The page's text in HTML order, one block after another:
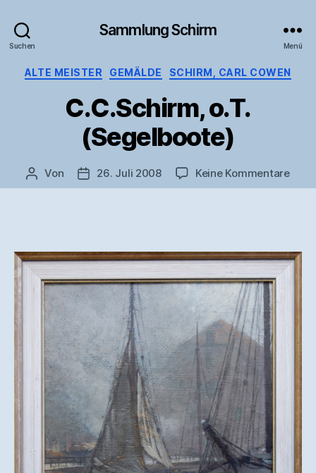
Suchen
Sammlung Schirm
Menü
Kategorien
ALTE MEISTER GEMÄLDE SCHIRM, CARL COWEN
C.C.Schirm, o.T.
(Segelboote)
Beitragsautor
Von Veröffentlichungsdatum
26. Juli 2008 Keine Kommentarezu